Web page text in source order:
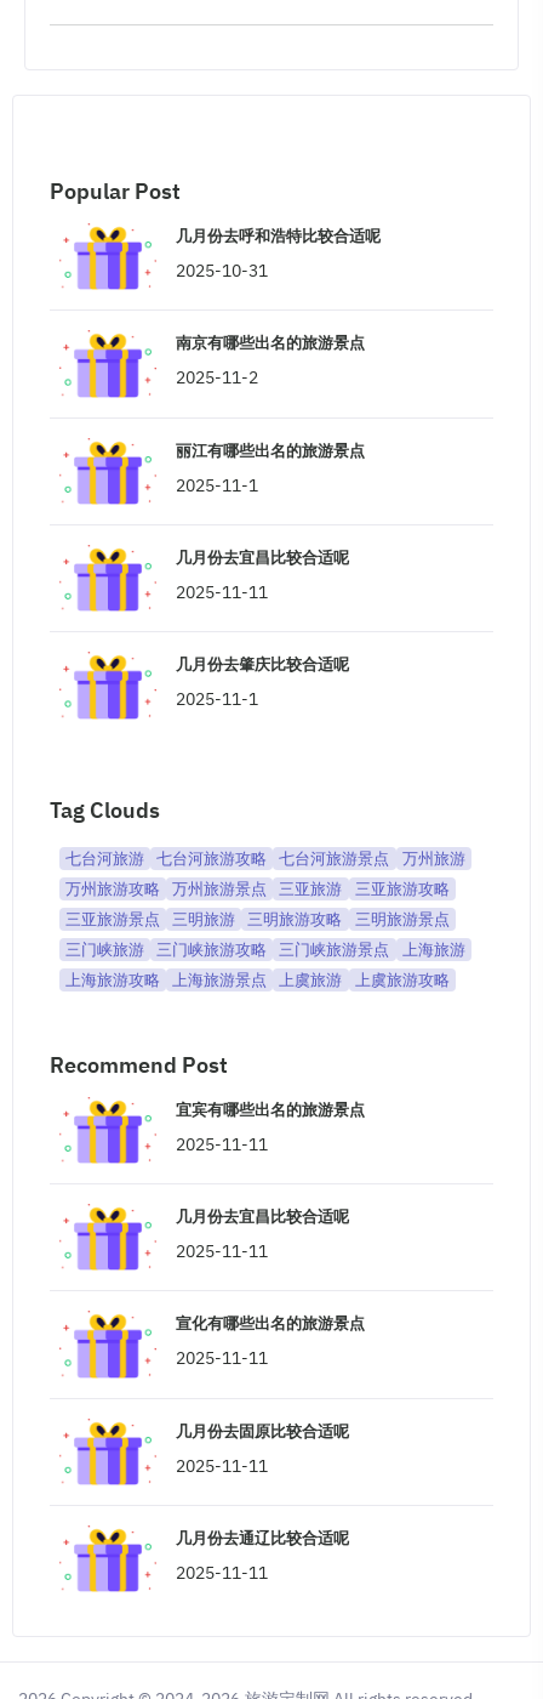
Popular Post
几月份去呼和浩特比较合适呢
2025-10-31
南京有哪些出名的旅游景点
2025-11-2
丽江有哪些出名的旅游景点
2025-11-1
几月份去宜昌比较合适呢
2025-11-11
几月份去肇庆比较合适呢
2025-11-1
Tag Clouds
七台河旅游 七台河旅游攻略 七台河旅游景点
万州旅游
万州旅游攻略
万州旅游景点 三亚旅游
三亚旅游攻略
三亚旅游景点
三明旅游 三明旅游攻略
三明旅游景点
三门峡旅游
三门峡旅游攻略 三门峡旅游景点
上海旅游
上海旅游攻略
上海旅游景点 上虞旅游 上虞旅游攻略
Recommend Post
宜宾有哪些出名的旅游景点
2025-11-11
几月份去宜昌比较合适呢
2025-11-11
宣化有哪些出名的旅游景点
2025-11-11
几月份去固原比较合适呢
2025-11-11
几月份去通辽比较合适呢
2025-11-11